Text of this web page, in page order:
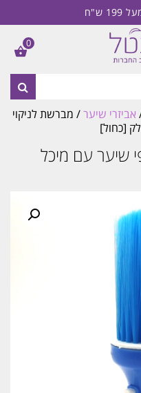
ש"ח
אביזרי שיער/ מברשת לניקוי
[כחול]
שיער עם מיכל
0